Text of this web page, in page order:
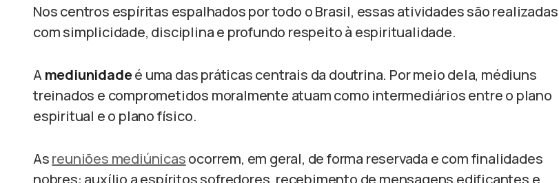
Nos centros espíritas espalhados por todo o Brasil, essas atividades são realizadas
com simplicidade, disciplina e profundo respeito à espiritualidade.
Amediunidadeé uma das práticas centrais da doutrina. Por meio dela, médiuns
treinados e comprometidos moralmente atuam como intermediários entre o plano
espiritual e o plano físico.
Asreuniões mediúnicasocorrem, em geral, de forma reservada e com finalidades
nobres: auxílio a espíritos sofredores, recebimento de mensagens edificantes e